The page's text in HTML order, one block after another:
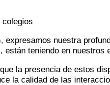
expresamos nuestra
teniendo en nuestros
la presencia de estos
la calidad de las